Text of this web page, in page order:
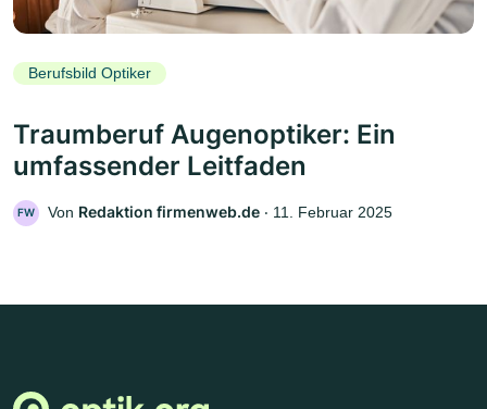
Berufsbild Optiker
Traumberuf Augenoptiker: Ein
umfassender Leitfaden
FW Von Redaktion firmenweb.de ‧ 11. Februar 2025